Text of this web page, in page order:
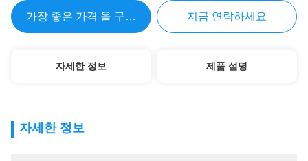
가장 좋은 가격 을 구하라 지금 연락하세요
자세한 정보 제품 설명
자세한 정보